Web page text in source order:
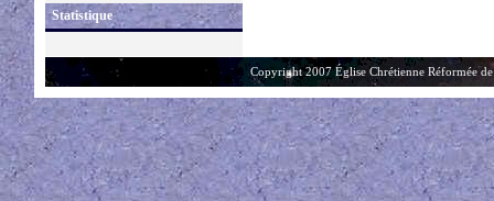
Statistique
Copyright 2007 Église Chrétienne Réformée